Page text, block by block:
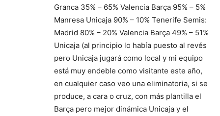
Granca 35% – 65% Valencia Barça 95% – 5%
Manresa Unicaja 90% – 10% Tenerife Semis:
Madrid 80% – 20% Valencia Barça 49% – 51%
Unicaja (al principio lo había puesto al revés
pero Unicaja jugará como local y mi equipo
está muy endeble como visitante este año,
en cualquier caso veo una eliminatoria, si se
produce, a cara o cruz, con más plantilla el
Barça pero mejor dinámica Unicaja y el